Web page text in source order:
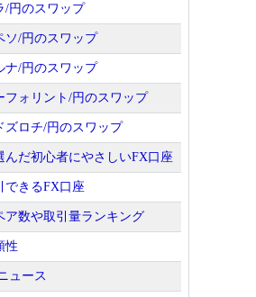
/円のスワップ
ソ/円のスワップ
ナ/円のスワップ
フォリント/円のスワップ
ズロチ/円のスワップ
んだ初心者にやさしいFX口座
できるFX口座
ア数や取引量ランキング
性
ュース